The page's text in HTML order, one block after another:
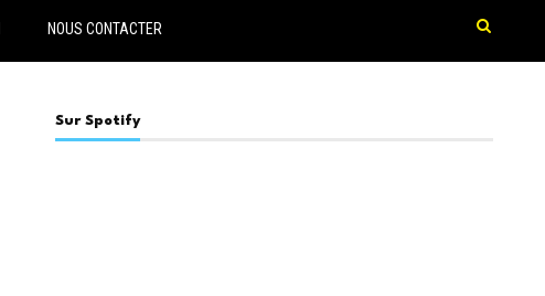
NOUS CONTACTER
Sur Spotify